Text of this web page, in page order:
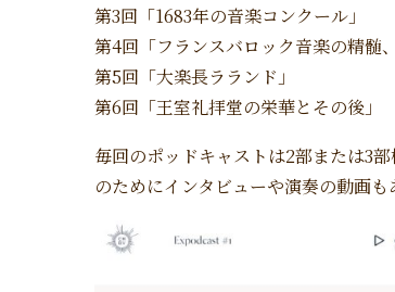
第3回「1683年の音楽コンクール」
第4回「フランスバロック音楽の精髄
第5回「大楽長ラランド」
第6回「王室礼拝堂の栄華とその後」
毎回のポッドキャストは2部または3
のためにインタビューや演奏の動画も